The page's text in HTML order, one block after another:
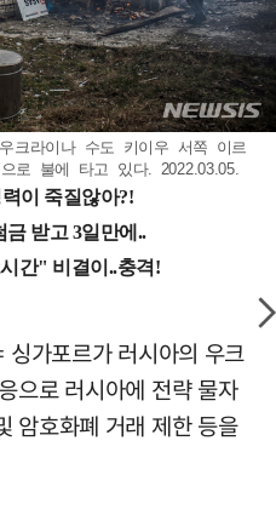
크라이나 수도 키이우 서쪽 이르
로 불에 타고 있다. 2022.03.05.
가포르가 러시아의 우크
으로 러시아에 전략 물자
암호화폐 거래 제한 등을